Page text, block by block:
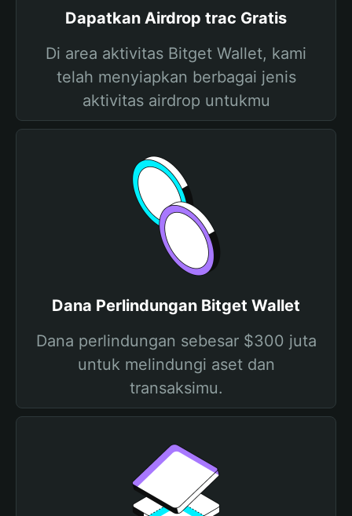
Dapatkan Airdrop trac Gratis
Di area aktivitas Bitget Wallet, kami
telah menyiapkan berbagai jenis
aktivitas airdrop untukmu
Dana Perlindungan Bitget Wallet
Dana perlindungan sebesar $300 juta
untuk melindungi aset dan
transaksimu.